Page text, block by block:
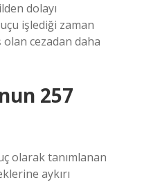
dolayı
işlediği zaman
cezadan daha
257
olarak tanımlanan
aykırı